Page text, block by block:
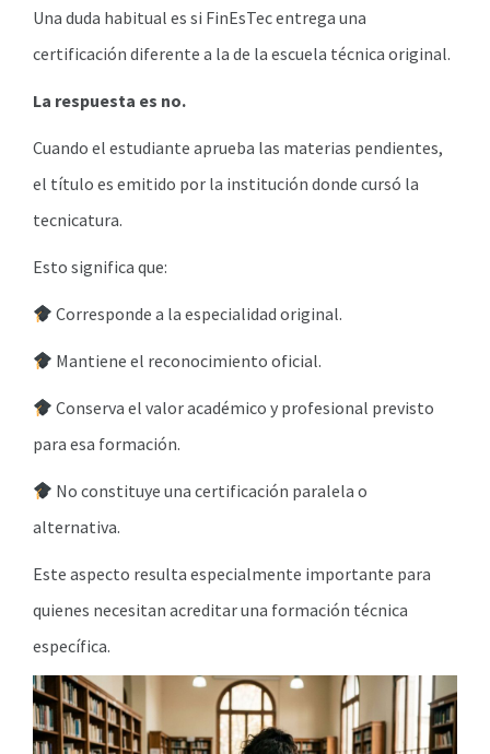
Una duda habitual es si FinEsTec entrega una
certificación diferente a la de la escuela técnica original.
La respuesta es no.
Cuando el estudiante aprueba las materias pendientes,
el título es emitido por la institución donde cursó la
tecnicatura.
Esto significa que:
Corresponde a la especialidad original.
Mantiene el reconocimiento oficial.
Conserva el valor académico y profesional previsto
para esa formación.
No constituye una certificación paralela o
alternativa.
Este aspecto resulta especialmente importante para
quienes necesitan acreditar una formación técnica
específica.